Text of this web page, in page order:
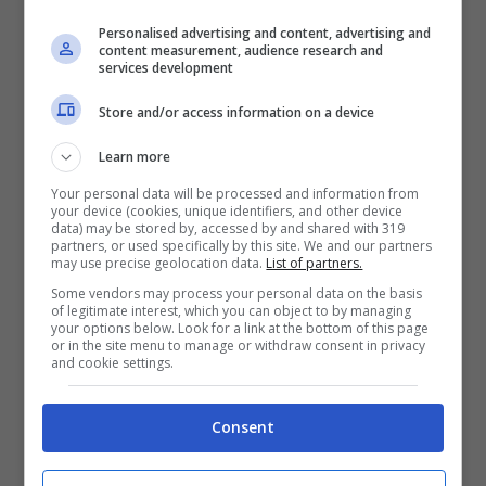
al centro c’èun’invasione aliena.E sempre
su Netflix c’è anche questa serie da non
perdere.
Ma si tratta di un’invasione aliena del tutto
sconclusionata. Perchéil team di scienziati
provenienti da un altro pianeta che dovrebbe
iniziare le operazioni di conquista e di
terraforming, si trova alle prese con la vita di
tutti i giorni della classica cittadina americana.
se così si può dire, è formata da
Personalised advertising and content, advertising and
content measurement, audience research and
services development
Store and/or access information on a device
Learn more
Your personal data will be processed and information from
your device (cookies, unique identifiers, and other device
data) may be stored by, accessed by and shared with 319
partners, or used specifically by this site. We and our partners
may use precise geolocation data. List of partners.
Some vendors may process your personal data on the basis
of legitimate interest, which you can object to by managing
your options below. Look for a link at the bottom of this page
or in the site menu to manage or withdraw consent in privacy
and cookie settings.
Consent